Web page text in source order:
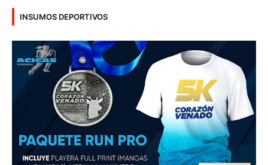
INSUMOS DEPORTIVOS